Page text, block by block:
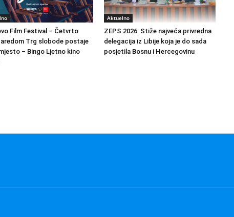
Film Festival – Četvrto
Trg slobode postaje
– Bingo Ljetno kino
Aktuelno
ZEPS 2026: Stiže najveća privredna
delegacija iz Libije koja je do sada
posjetila Bosnu i Hercegovinu